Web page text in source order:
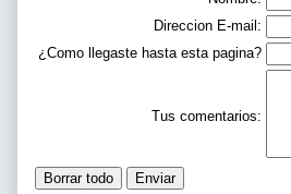
Direccion E-mail:
¿Como llegaste hasta esta pagina?
Tus comentarios: